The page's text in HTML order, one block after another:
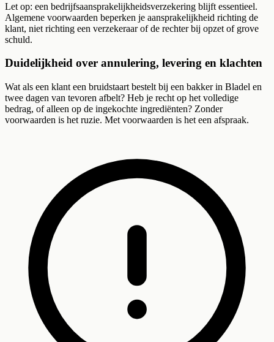
Let op: een bedrijfsaansprakelijkheidsverzekering blijft essentieel.
Algemene voorwaarden beperken je aansprakelijkheid richting de
klant, niet richting een verzekeraar of de rechter bij opzet of grove
schuld.
Duidelijkheid over annulering, levering en klachten
Wat als een klant een bruidstaart bestelt bij een bakker in Bladel en
twee dagen van tevoren afbelt? Heb je recht op het volledige
bedrag, of alleen op de ingekochte ingrediënten? Zonder
voorwaarden is het ruzie. Met voorwaarden is het een afspraak.